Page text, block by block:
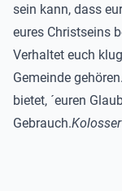
sein kann, dass
eures Christseins
Verhaltet euch
Gemeinde
bietet, ´euren
Gebrauch.Kolosser